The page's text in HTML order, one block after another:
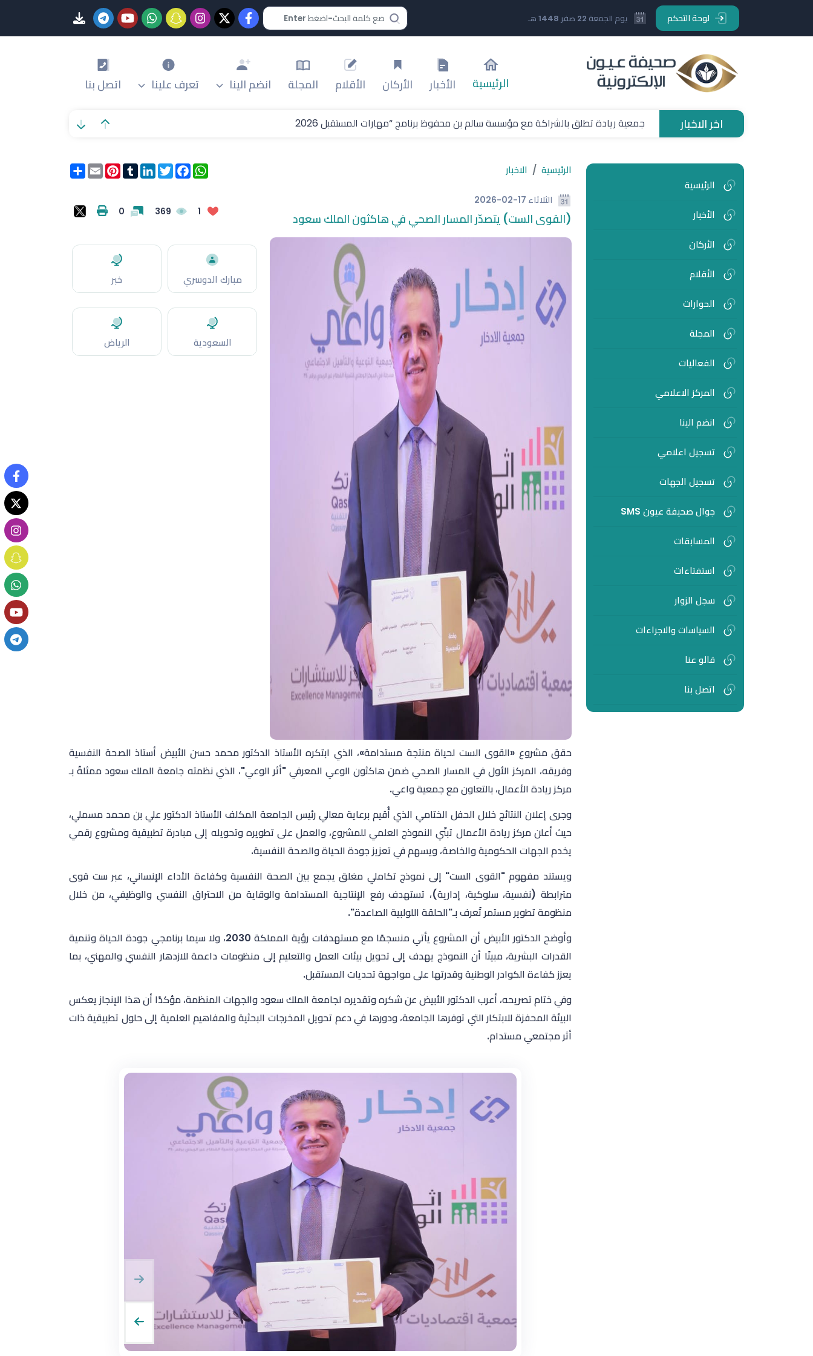
لوحة التحكم يوم الجمعة 22 صفر 1448 هـ
الرئيسية الأخبار الأركان الأقلام المجلة انضم الينا تعرف علينا اتصل بنا
اخر الاخبار جمعية ريادة تطلق بالشراكة مع مؤسسة سالم بن محفوظ برنامج “مهارات المستقبل 2026
الرئيسية
الأخبار
الأركان
الأقلام
الحوارات
المجلة
الفعاليات
المركز الاعلامي
انضم الينا
تسجيل اعلامي
تسجيل الجهات
جوال صحيفة عيون SMS
المسابقات
استفتاءات
سجل الزوار
السياسات والاجراءات
قالو عنا
اتصل بنا
الرئيسية الاخبار انشرEmail
PinterestTumblrLinkedInTwitter
Facebook
WhatsApp
الثلاثاء 2026-02-17
(القوى الست) يتصدّر المسار الصحي في هاكثون الملك سعود 1
369
0
مبارك الدوسري خبر
السعودية الرياض
حقق مشروع «القوى الست لحياة منتجة مستدامة»، الذي ابتكره الأستاذ الدكتور محمد حسن الأبيض أستاذ الصحة النفسية
وفريقه، المركز الأول في المسار الصحي ضمن هاكثون الوعي المعرفي "أثر الوعي"، الذي نظمته جامعة الملك سعود ممثلةً بـ
مركز ريادة الأعمال، بالتعاون مع جمعية واعي.
وجرى إعلان النتائج خلال الحفل الختامي الذي أُقيم برعاية معالي رئيس الجامعة المكلف الأستاذ الدكتور علي بن محمد مسملي،
حيث أعلن مركز ريادة الأعمال تبنّي النموذج العلمي للمشروع، والعمل على تطويره وتحويله إلى مبادرة تطبيقية ومشروع رقمي
يخدم الجهات الحكومية والخاصة، ويسهم في تعزيز جودة الحياة والصحة النفسية.
ويستند مفهوم "القوى الست" إلى نموذج تكاملي مغلق يجمع بين الصحة النفسية وكفاءة الأداء الإنساني، عبر ست قوى
مترابطة (نفسية، سلوكية، إدارية)، تستهدف رفع الإنتاجية المستدامة والوقاية من الاحتراق النفسي والوظيفي، من خلال
منظومة تطوير مستمر تُعرف بـ"الحلقة اللولبية الصاعدة".
وأوضح الدكتور الأبيض أن المشروع يأتي منسجمًا مع مستهدفات رؤية المملكة 2030، ولا سيما برنامجي جودة الحياة وتنمية
القدرات البشرية، مبينًا أن النموذج يهدف إلى تحويل بيئات العمل والتعليم إلى منظومات داعمة للازدهار النفسي والمهني، بما
يعزز كفاءة الكوادر الوطنية وقدرتها على مواجهة تحديات المستقبل.
وفي ختام تصريحه، أعرب الدكتور الأبيض عن شكره وتقديره لجامعة الملك سعود والجهات المنظمة، مؤكدًا أن هذا الإنجاز يعكس
البيئة المحفزة للابتكار التي توفرها الجامعة، ودورها في دعم تحويل المخرجات البحثية والمفاهيم العلمية إلى حلول تطبيقية ذات
أثر مجتمعي مستدام.